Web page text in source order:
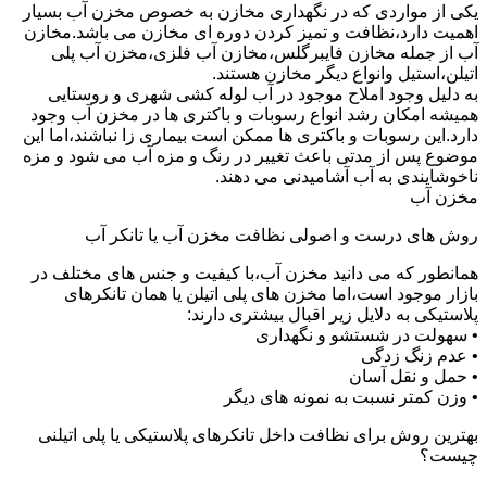
یکی از مواردی که در نگهداری مخازن به خصوص مخزن آب بسیار
اهمیت دارد،نظافت و تمیز کردن دوره ای مخازن می باشد.مخازن
آب از جمله مخازن فایبرگلس،مخازن آب فلزی،مخزن آب پلی
اتیلن،استیل وانواع دیگر مخازن هستند.
به دلیل وجود املاح موجود در آب لوله کشی شهری و روستایی
همیشه امکان رشد انواع رسوبات و باکتری ها در مخزن آب وجود
دارد.این رسوبات و باکتری ها ممکن است بیماری زا نباشند،اما این
موضوع پس از مدتی باعث تغییر در رنگ و مزه آب می شود و مزه
ناخوشایندی به آب آشامیدنی می دهند.
مخزن آب
روش های درست و اصولی نظافت مخزن آب یا تانکر آب
همانطور که می دانید مخزن آب،با کیفیت و جنس های مختلف در
بازار موجود است،اما مخزن های پلی اتیلن یا همان تانکرهای
پلاستیکی به دلایل زیر اقبال بیشتری دارند:
• سهولت در شستشو و نگهداری
• عدم زنگ زدگی
• حمل و نقل آسان
• وزن کمتر نسبت به نمونه های دیگر
بهترین روش برای نظافت داخل تانکرهای پلاستیکی یا پلی اتیلنی
چیست؟